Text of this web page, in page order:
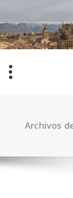
contenido
Archivos